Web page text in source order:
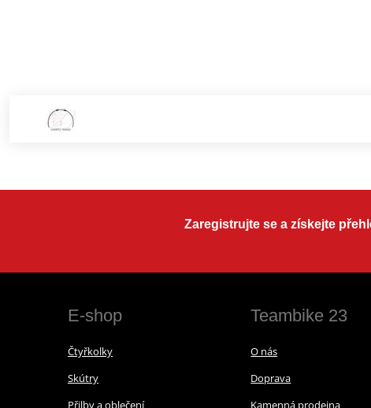
Zaregistrujte se a získejte
E-shop
Čtyřkolky
Skútry
Přilby a oblečení
Teambike 23
O nás
Doprava
Kamenná prodejna